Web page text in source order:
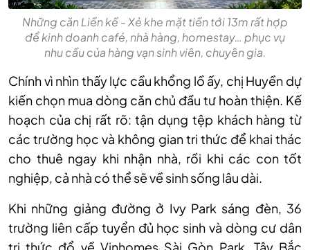
Những căn Liền kề - Xẻ khe mặt tiền tới 13m rất hợp
để kinh doanh café, nhà hàng, homestay… phục vụ
nhu cầu của hàng vạn sinh viên, chuyên gia.
Chính vì nhìn thấy lực cầu khổng lồ ấy, chị Huyền dự
kiến chọn mua dòng căn chủ đầu tư hoàn thiện. Kế
hoạch của chị rất rõ: tận dụng tệp khách hàng từ
các trường học và không gian tri thức để khai thác
cho thuê ngay khi nhận nhà, rồi khi các con tốt
nghiệp, cả nhà có thể sẽ về sinh sống lâu dài.
Khi những giảng đường ở Ivy Park sáng đèn, 36
trường liên cấp tuyển đủ học sinh và dòng cư dân
tri thức đổ về Vinhomes Sài Gòn Park, Tây Bắc